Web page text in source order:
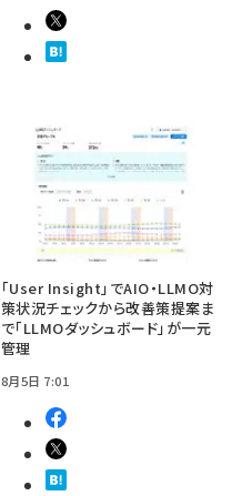
「User Insight」でAIO・LLMO対
策状況チェックから改善策提案ま
で「LLMOダッシュボード」が一元
管理
8月5日 7:01